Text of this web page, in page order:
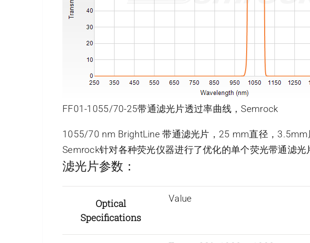
FF01-1055/70-25带通滤光片透过率曲线，Semrock
1055/70 nm BrightLine 带通滤光片，25 mm直径，3.5mm
Semrock针对各种荧光仪器进行了优化的单个荧光带通滤
滤光片参数：
Optical
Specifications
Value